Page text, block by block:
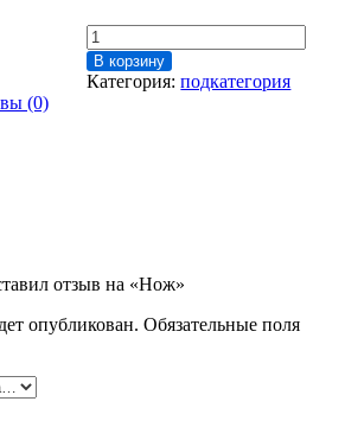
Количество
товара
Нож
В корзину
Категория:подкатегория
(0)
отзыв на «Нож»
опубликован. Обязательные поля